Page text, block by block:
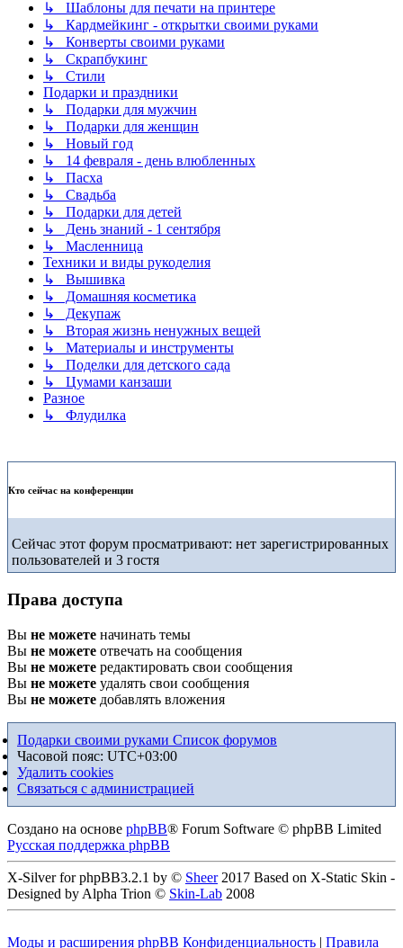
↳ Шаблоны для печати на принтере
↳ Кардмейкинг - открытки своими руками
↳ Конверты своими руками
↳ Скрапбукинг
↳ Стили
Подарки и праздники
↳ Подарки для мужчин
↳ Подарки для женщин
↳ Новый год
↳ 14 февраля - день влюбленных
↳ Пасха
↳ Свадьба
↳ Подарки для детей
↳ День знаний - 1 сентября
↳ Масленница
Техники и виды рукоделия
↳ Вышивка
↳ Домашняя косметика
↳ Декупаж
↳ Вторая жизнь ненужных вещей
↳ Материалы и инструменты
↳ Поделки для детского сада
↳ Цумами канзаши
Разное
↳ Флудилка
Кто сейчас на конференции
Сейчас этот форум просматривают: нет зарегистрированных
пользователей и 3 гостя
Права доступа
Вы не можете начинать темы
Вы не можете отвечать на сообщения
Вы не можете редактировать свои сообщения
Вы не можете удалять свои сообщения
Вы не можете добавлять вложения
Подарки своими руками Список форумов
Часовой пояс: UTC+03:00
Удалить cookies
Связаться с администрацией
Создано на основе phpBB® Forum Software © phpBB Limited
Русская поддержка phpBB
X-Silver for phpBB3.2.1 by © Sheer2017 Based on X-Static Skin -
Designed by Alpha Trion © Skin-Lab 2008
Моды и расширения phpBB Конфиденциальность | Правила